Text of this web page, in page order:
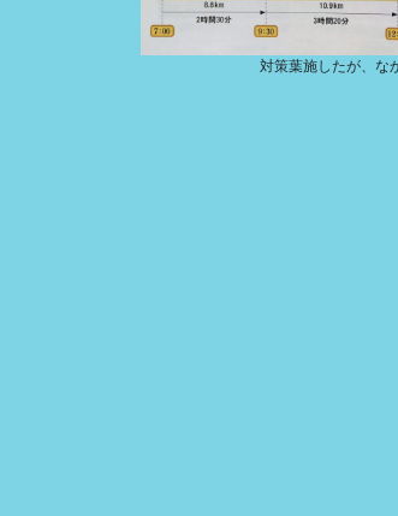
対策葉施したが、な